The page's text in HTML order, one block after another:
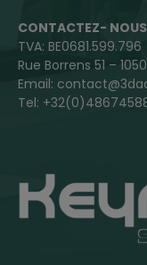
CONTACTEZ- NOUS
TVA: BE0681.599.796
Rue Borrens 51 –
Email:
Tel: